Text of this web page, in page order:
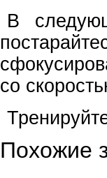
В
со
Похожие